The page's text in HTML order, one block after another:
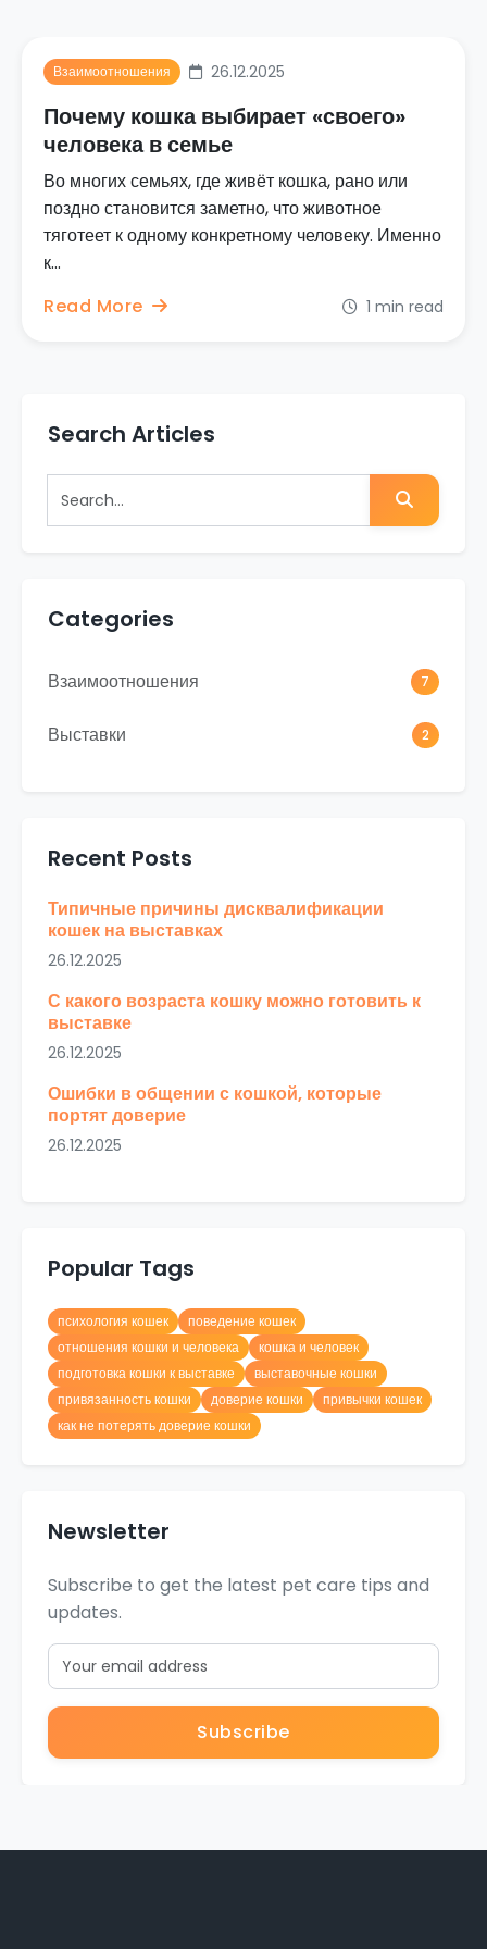
Взаимоотношения 26.12.2025
Почему кошка выбирает «своего»
человека в семье
Во многих семьях, где живёт кошка, рано или
поздно становится заметно, что животное
тяготеет к одному конкретному человеку. Именно
к...
Read More
1 min read
Search Articles
Categories
Взаимоотношения 7
Выставки 2
Recent Posts
Типичные причины дисквалификации
кошек на выставках
26.12.2025
С какого возраста кошку можно готовить к
выставке
26.12.2025
Ошибки в общении с кошкой, которые
портят доверие
26.12.2025
Popular Tags
психология кошек
поведение кошек
отношения кошки и человека
кошка и человек
подготовка кошки к выставке
выставочные кошки
привязанность кошки
доверие кошки
привычки кошек
как не потерять доверие кошки
Newsletter
Subscribe to get the latest pet care tips and
updates.
Subscribe